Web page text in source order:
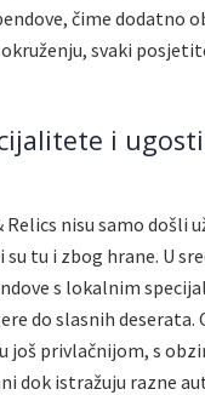
čime dodatno
svaki
i
nisu samo došli
tu i zbog hrane. U
s lokalnim
do slasnih deserata.
još privlačnijom, s
dok istražuju razne